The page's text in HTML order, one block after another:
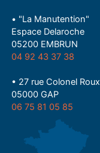
• "La Manutention"
Espace Delaroche
05200 EMBRUN
04 92 43 37 38
• 27 rue Colonel Roux
05000 GAP
06 75 81 05 85